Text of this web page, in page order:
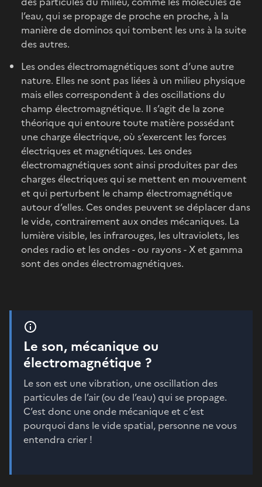
l’eau, qui se propage de proche en proche, à la
manière de dominos qui tombent les uns à la suite
des autres.
Les ondes électromagnétiques sont d’une autre
nature. Elles ne sont pas liées à un milieu physique
mais elles correspondent à des oscillations du
champ électromagnétique. Il s’agit de la zone
théorique qui entoure toute matière possédant
une charge électrique, où s’exercent les forces
électriques et magnétiques. Les ondes
électromagnétiques sont ainsi produites par des
charges électriques qui se mettent en mouvement
et qui perturbent le champ électromagnétique
autour d’elles. Ces ondes peuvent se déplacer dans
le vide, contrairement aux ondes mécaniques. La
lumière visible, les infrarouges, les ultraviolets, les
ondes radio et les ondes - ou rayons - X et gamma
sont des ondes électromagnétiques.
Le son, mécanique ou
électromagnétique ?
Le son est une vibration, une oscillation des
particules de l’air (ou de l’eau) qui se propage.
C’est donc une onde mécanique et c’est
pourquoi dans le vide spatial, personne ne vous
entendra crier !